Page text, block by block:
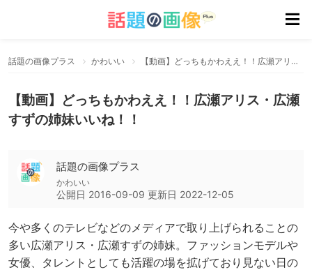
話題の画像プラス かわいい 【動画】どっちもかわええ！！広瀬アリス・広瀬すずの姉妹いいね！！
【動画】どっちもかわええ！！広瀬アリス・広瀬
すずの姉妹いいね！！
話題の画像プラス
かわいい
公開日 2016-09-09 更新日 2022-12-05
今や多くのテレビなどのメディアで取り上げられることの
多い広瀬アリス・広瀬すずの姉妹。ファッションモデルや
女優、タレントとしても活躍の場を拡げており見ない日の